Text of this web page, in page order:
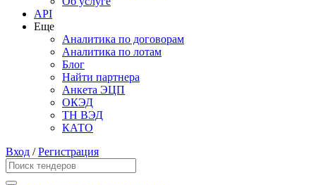
API
Еще
Аналитика по договорам
Аналитика по лотам
Блог
Найти партнера
Анкета ЭЦП
ОКЭД
ТН ВЭД
КАТО
Вход /Регистрация